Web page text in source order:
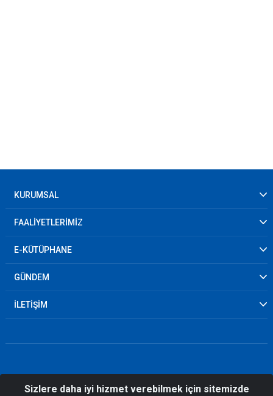
KURUMSAL
FAALİYETLERİMİZ
E-KÜTÜPHANE
GÜNDEM
İLETİŞİM
© 2026 Samsun İl Afet ve Acil Durum
Sizlere daha iyi hizmet verebilmek için sitemizde